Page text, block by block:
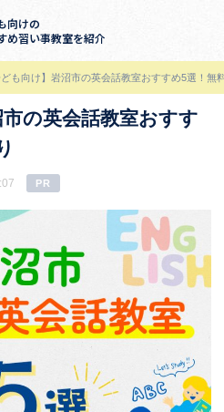
向けの
め習い事教室を紹介
ども向け】岩沼市の英会話教室おすすめ5選！無
市の英会話教室おすす
PR